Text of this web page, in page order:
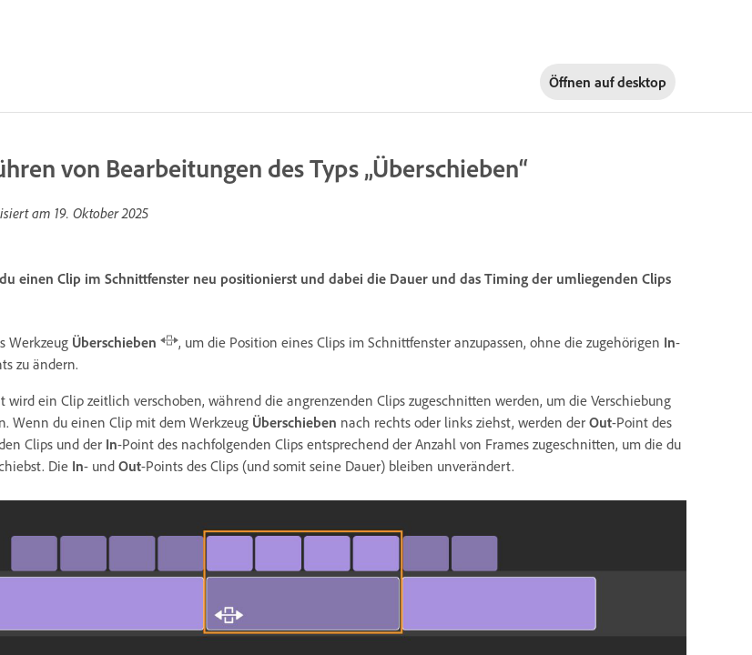
Öffnen aufdesktop
von Bearbeitungen des Typs „Überschieben“
am 19. Oktober 2025
einen Clip im Schnittfenster neu positionierst und dabei die Dauer und das Timing der umliegenden Clips
Werkzeug Überschieben , um die Position eines Clips im Schnittfenster anzupassen, ohne die zugehörigen In-
zu ändern.
wird ein Clip zeitlich verschoben, während die angrenzenden Clips zugeschnitten werden, um die Verschiebung
Wenn du einen Clip mit dem Werkzeug Überschieben nach rechts oder links ziehst, werden der Out-Point des
Clips und der In-Point des nachfolgenden Clips entsprechend der Anzahl von Frames zugeschnitten, um die du
Die In- und Out-Points des Clips (und somit seine Dauer) bleiben unverändert.